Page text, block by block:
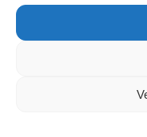
Política de privacidade
Copyright © 2026 |